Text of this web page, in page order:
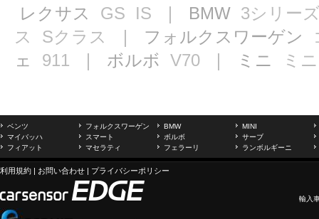
レクサス GS IS ｜ BMW 3シリー
ス
Sクラス ｜ フォルクスワーゲン
ェ 911 ｜ ボルボ V70 ｜ ミニ ミニ
ベンツ フォルクスワーゲン BMW
MINI
マイバッハ
スマート ボルボ
サーブ
フィアット
マセラティ フェラーリ ランボルギーニ
利用規約 | お問い合わせ | プライバシーポリシー
輸入